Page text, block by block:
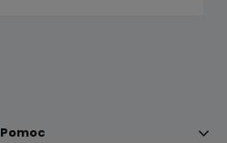
Pomoc